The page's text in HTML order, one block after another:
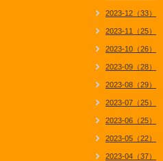
2023-12（33）
2023-11（25）
2023-10（26）
2023-09（28）
2023-08（29）
2023-07（25）
2023-06（25）
2023-05（22）
2023-04（37）